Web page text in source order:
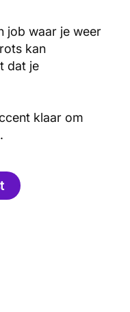
job waar je weer
kan
dat je
klaar om